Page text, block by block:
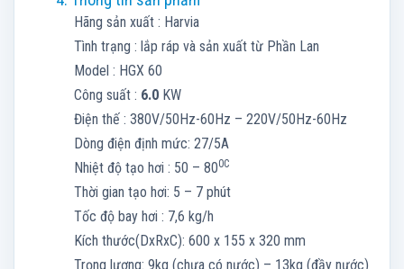
Hãng sản xuất : Harvia
Tình trạng : lắp ráp và sản xuất từ Phần Lan
Model : HGX 60
Công suất : 6.0 KW
Điện thế : 380V/50Hz-60Hz – 220V/50Hz-60Hz
Dòng điện định mức: 27/5A
Nhiệt độ tạo hơi : 50 – 800C
Thời gian tạo hơi: 5 – 7 phút
Tốc độ bay hơi : 7,6 kg/h
Kích thước(DxRxC): 600 x 155 x 320 mm
Trọng lượng: 9kg (chưa có nước) – 13kg (đầy nước)